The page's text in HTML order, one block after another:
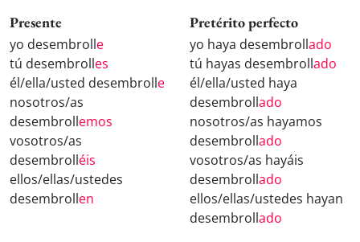
Presente
yo desembrolle
tú desembrolles
él/ella/usted desembrolle
nosotros/as
desembrollemos
vosotros/as
desembrolléis
ellos/ellas/ustedes
desembrollen
Pretérito perfecto
yo haya desembrollado
tú hayas desembrollado
él/ella/usted haya
desembrollado
nosotros/as hayamos
desembrollado
vosotros/as hayáis
desembrollado
ellos/ellas/ustedes hayan
desembrollado